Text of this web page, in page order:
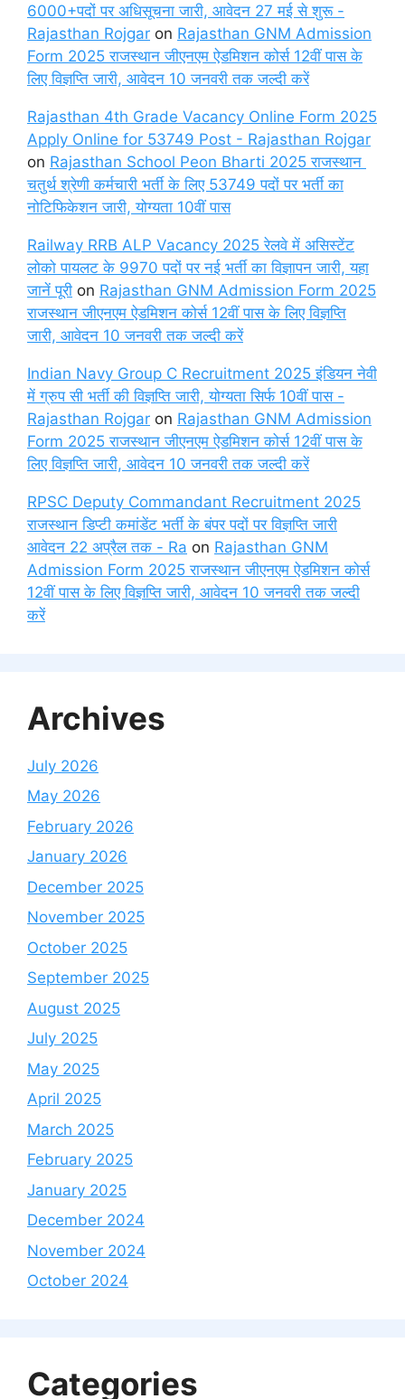
6000+पदों पर अधिसूचना जारी, आवेदन 27 मई से शुरू -
Rajasthan Rojgar on Rajasthan GNM Admission
Form 2025 राजस्थान जीएनएम ऐडमिशन कोर्स 12वीं पास के
लिए विज्ञप्ति जारी, आवेदन 10 जनवरी तक जल्दी करें
Rajasthan 4th Grade Vacancy Online Form 2025
Apply Online for 53749 Post - Rajasthan Rojgar
on Rajasthan School Peon Bharti 2025 राजस्थान
चतुर्थ श्रेणी कर्मचारी भर्ती के लिए 53749 पदों पर भर्ती का
नोटिफिकेशन जारी, योग्यता 10वीं पास
Railway RRB ALP Vacancy 2025 रेलवे में असिस्टेंट
लोको पायलट के 9970 पदों पर नई भर्ती का विज्ञापन जारी, यहा
जानें पूरी on Rajasthan GNM Admission Form 2025
राजस्थान जीएनएम ऐडमिशन कोर्स 12वीं पास के लिए विज्ञप्ति
जारी, आवेदन 10 जनवरी तक जल्दी करें
Indian Navy Group C Recruitment 2025 इंडियन नेवी
में ग्रुप सी भर्ती की विज्ञप्ति जारी, योग्यता सिर्फ 10वीं पास -
Rajasthan Rojgar on Rajasthan GNM Admission
Form 2025 राजस्थान जीएनएम ऐडमिशन कोर्स 12वीं पास के
लिए विज्ञप्ति जारी, आवेदन 10 जनवरी तक जल्दी करें
RPSC Deputy Commandant Recruitment 2025
राजस्थान डिप्टी कमांडेंट भर्ती के बंपर पदों पर विज्ञप्ति जारी
आवेदन 22 अप्रैल तक - Ra on Rajasthan GNM
Admission Form 2025 राजस्थान जीएनएम ऐडमिशन कोर्स
12वीं पास के लिए विज्ञप्ति जारी, आवेदन 10 जनवरी तक जल्दी
करें
Archives
July 2026
May 2026
February 2026
January 2026
December 2025
November 2025
October 2025
September 2025
August 2025
July 2025
May 2025
April 2025
March 2025
February 2025
January 2025
December 2024
November 2024
October 2024
Categories